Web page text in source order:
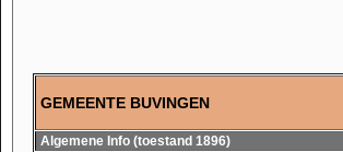
GEMEENTE BUVINGEN
Algemene Info (toestand 1896)